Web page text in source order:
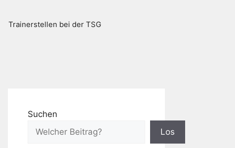
Trainerstellen bei der TSG
Suchen
Los